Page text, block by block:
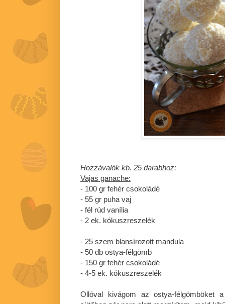
Hozzávalók kb. 25 darabhoz:
Vajas ganache:
- 100 gr fehér csokoládé
- 55 gr puha vaj
- fél rúd vanília
- 2 ek. kókuszreszelék
- 25 szem blansírozott mandula
- 50 db ostya-félgömb
- 150 gr fehér csokoládé
- 4-5 ek. kókuszreszelék
Ollóval kivágom az ostya-félgömböket